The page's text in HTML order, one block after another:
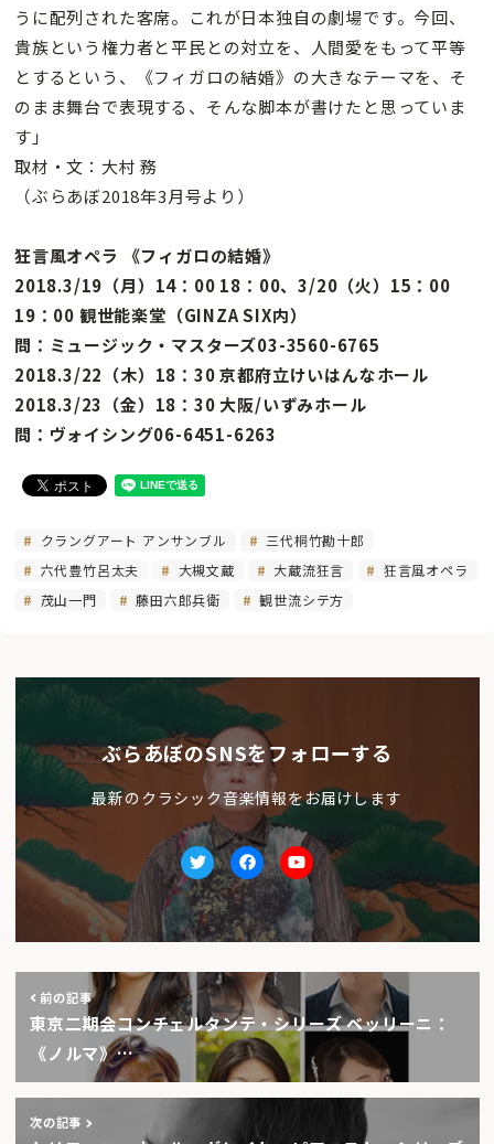
うに配列された客席。これが日本独自の劇場です。今回、
貴族という権力者と平民との対立を、人間愛をもって平等
とするという、《フィガロの結婚》の大きなテーマを、そ
のまま舞台で表現する、そんな脚本が書けたと思っていま
す」
取材・文：大村 務
（ぶらあぼ2018年3月号より）
狂言風オペラ 《フィガロの結婚》
2018.3/19（月）14：00 18：00、3/20（火）15：00
19：00 観世能楽堂（GINZA SIX内）
問：ミュージック・マスターズ03-3560-6765
2018.3/22（木）18：30 京都府立けいはんなホール
2018.3/23（金）18：30 大阪/いずみホール
問：ヴォイシング06-6451-6263
クラングアート アンサンブル
三代桐竹勘十郎
六代豊竹呂太夫
大槻文蔵 大蔵流狂言
狂言風オペラ
茂山一門
藤田六郎兵衛 観世流シテ方
ぶらあぼのSNSをフォローする
最新のクラシック音楽情報をお届けします
TwitterfacebookYoutube
前の記事
東京二期会コンチェルタンテ・シリーズ ベッリーニ：
《ノルマ》…
次の記事